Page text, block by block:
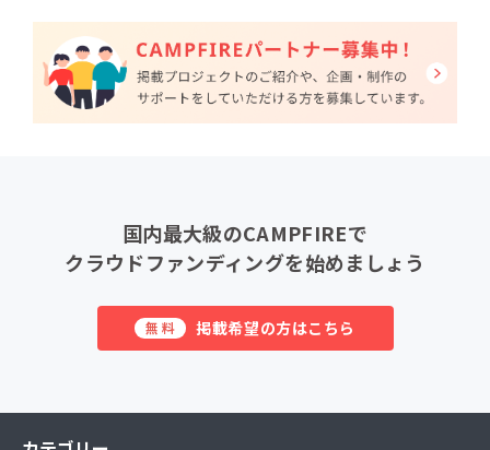
国内最大級のCAMPFIREで
クラウドファンディングを始めましょう
無料 掲載希望の方はこちら